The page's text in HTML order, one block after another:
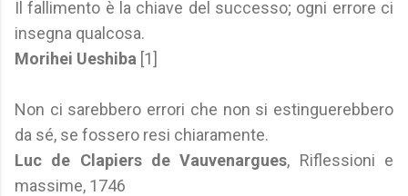
Il fallimento è la chiave del successo; ogni errore ci
insegna qualcosa.
Morihei Ueshiba [1]
Non ci sarebbero errori che non si estinguerebbero
da sé, se fossero resi chiaramente.
Luc de Clapiers de Vauvenargues, Riflessioni e
massime, 1746